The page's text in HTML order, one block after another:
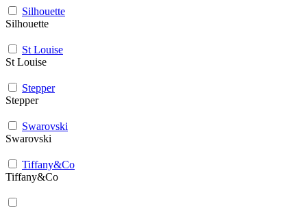
Silhouette
Silhouette
St Louise
St Louise
Stepper
Stepper
Swarovski
Swarovski
Tiffany&Co
Tiffany&Co